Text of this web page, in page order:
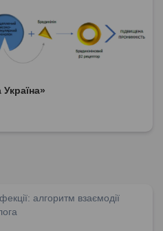
алгоритм взаємодії